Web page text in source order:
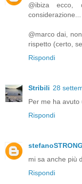
@ibiza ecco,
considerazione...
@marco dai,
rispetto (certo,
Rispondi
Stribili 28
Per me ha avuto
Rispondi
stefanoSTRONG
mi sa anche più
Rispondi